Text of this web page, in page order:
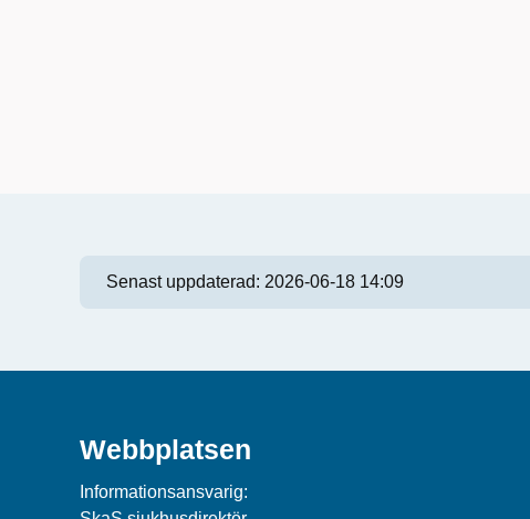
Senast uppdaterad: 2026-06-18 14:09
Webbplatsen
Informationsansvarig: